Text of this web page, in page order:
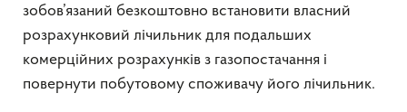
зобов’язаний безкоштовно встановити власний
розрахунковий лічильник для подальших
комерційних розрахунків з газопостачання і
повернути побутовому споживачу його лічильник.